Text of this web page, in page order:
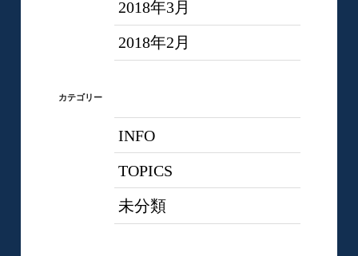
2018年3月
2018年2月
カテゴリー
INFO
TOPICS
未分類